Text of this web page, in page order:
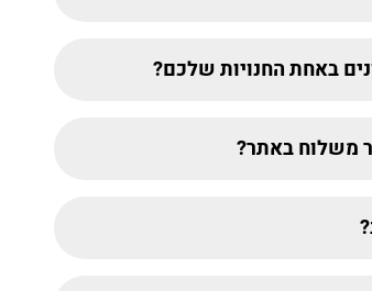
באחת החנויות שלכם?
משלוח באתר?